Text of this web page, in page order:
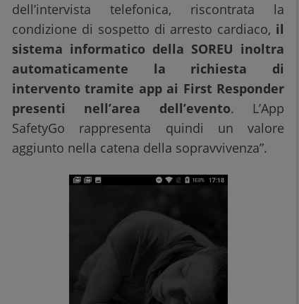
dell’intervista telefonica, riscontrata la
condizione di sospetto di arresto cardiaco, il
sistema informatico della SOREU inoltra
automaticamente la richiesta di
intervento tramite app ai First Responder
presenti nell’area dell’evento. L’App
SafetyGo rappresenta quindi un valore
aggiunto nella catena della sopravvivenza”.